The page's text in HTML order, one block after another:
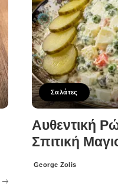
Σαλάτες
Αυθεντική
Σπιτική
Posted
George Zolis